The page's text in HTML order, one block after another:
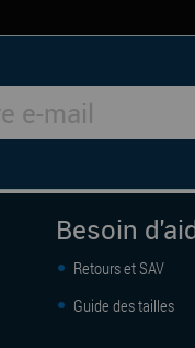
Besoin
Retours et SAV
Guide des tailles